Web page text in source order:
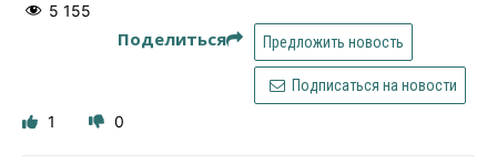
5 155
Поделиться Предложить новость
Подписаться на новости
1 0